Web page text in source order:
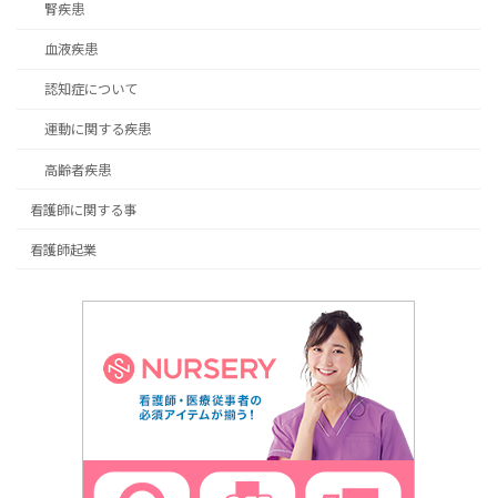
腎疾患
血液疾患
認知症について
運動に関する疾患
高齢者疾患
看護師に関する事
看護師起業